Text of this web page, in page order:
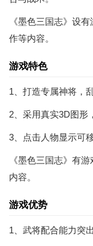
《墨色三国志》设
作等内容。
游戏特色
1、打造专属神将，
2、采用真实3D图形
3、点击人物显示可
《墨色三国志》有
内容。
游戏优势
1、武将配合能力突